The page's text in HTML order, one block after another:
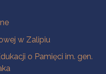
w Zalipiu
o Pamięci im. gen.